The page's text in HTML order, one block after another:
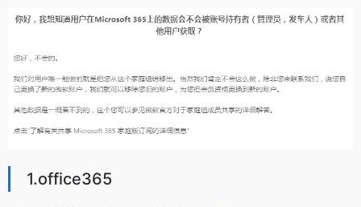
1.office365